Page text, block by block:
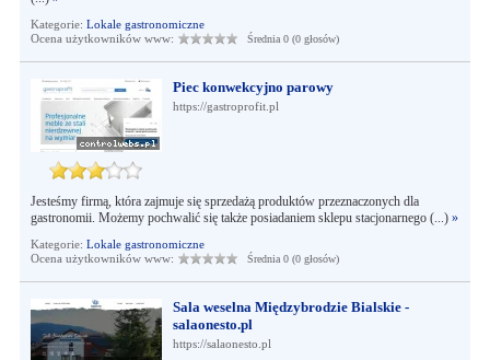
Kategorie: Lokale gastronomiczne
Ocena użytkowników www:
Średnia 0 (0 głosów)
Piec konwekcyjno parowy
https://gastroprofit.pl
Jesteśmy firmą, która zajmuje się sprzedażą produktów przeznaczonych dla
gastronomii. Możemy pochwalić się także posiadaniem sklepu stacjonarnego (...) »
Kategorie: Lokale gastronomiczne
Ocena użytkowników www:
Średnia 0 (0 głosów)
Sala weselna Międzybrodzie Bialskie -
salaonesto.pl
https://salaonesto.pl